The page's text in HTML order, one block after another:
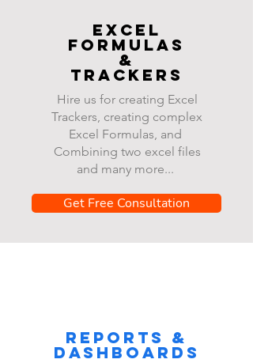
Excel
FOrmulas
&
Trackers
Hire us for creating Excel
Trackers, creating complex
Excel Formulas, and
Combining two excel files
and many more...
Get Free Consultation
Reports &
dashboards